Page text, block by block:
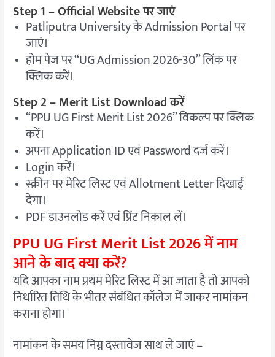
Step 1 – Official Website पर जाएं
Patliputra University के Admission Portal पर
जाएं।
होम पेज पर “UG Admission 2026-30” लिंक पर
क्लिक करें।
Step 2 – Merit List Download करें
“PPU UG First Merit List 2026” विकल्प पर क्लिक
करें।
अपना Application ID एवं Password दर्ज करें।
Login करें।
स्क्रीन पर मेरिट लिस्ट एवं Allotment Letter दिखाई
देगा।
PDF डाउनलोड करें एवं प्रिंट निकाल लें।
PPU UG First Merit List 2026 में नाम
आने के बाद क्या करें?
यदि आपका नाम प्रथम मेरिट लिस्ट में आ जाता है तो आपको
निर्धारित तिथि के भीतर संबंधित कॉलेज में जाकर नामांकन
कराना होगा।
नामांकन के समय निम्न दस्तावेज साथ ले जाएं –